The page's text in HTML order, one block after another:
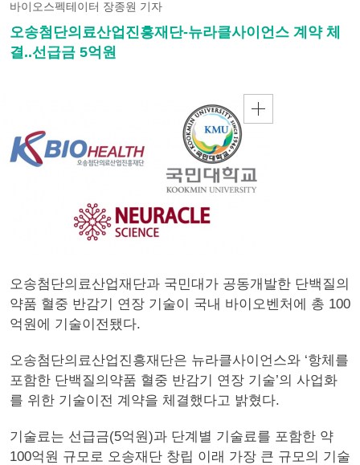
바이오스펙테이터 장종원 기자
오송첨단의료산업진흥재단-뉴라클사이언스 계약 체
결..선급금 5억원
오송첨단의료산업재단과 국민대가 공동개발한 단백질의
약품 혈중 반감기 연장 기술이 국내 바이오벤처에 총 100
억원에 기술이전됐다.
오송첨단의료산업진흥재단은 뉴라클사이언스와 ‘항체를
포함한 단백질의약품 혈중 반감기 연장 기술’의 사업화
를 위한 기술이전 계약을 체결했다고 밝혔다.
기술료는 선급금(5억원)과 단계별 기술료를 포함한 약
100억원 규모로 오송재단 창립 이래 가장 큰 규모의 기술